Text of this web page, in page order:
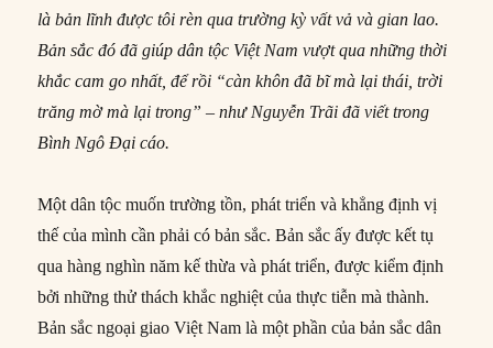
là bản lĩnh được tôi rèn qua trường kỳ vất vả và gian lao.
Bản sắc đó đã giúp dân tộc Việt Nam vượt qua những thời
khắc cam go nhất, để rồi “càn khôn đã bĩ mà lại thái, trời
trăng mờ mà lại trong” – như Nguyễn Trãi đã viết trong
Bình Ngô Đại cáo.
Một dân tộc muốn trường tồn, phát triển và khẳng định vị
thế của mình cần phải có bản sắc. Bản sắc ấy được kết tụ
qua hàng nghìn năm kế thừa và phát triển, được kiểm định
bởi những thử thách khắc nghiệt của thực tiễn mà thành.
Bản sắc ngoại giao Việt Nam là một phần của bản sắc dân